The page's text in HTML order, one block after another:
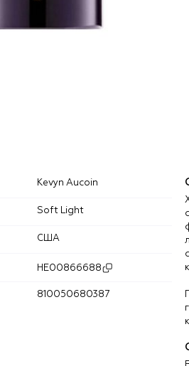
Kevyn Aucoin
Soft Light
США
HE00866688
810050680387